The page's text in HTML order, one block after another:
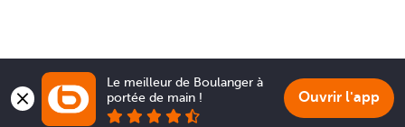
Le meilleur de Boulanger à
portée de main !
Ouvrir l'app